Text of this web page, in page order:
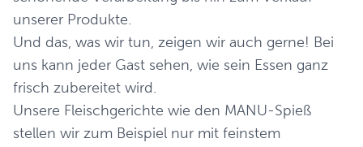
unserer Produkte.
Und das, was wir tun, zeigen wir auch gerne! Bei
uns kann jeder Gast sehen, wie sein Essen ganz
frisch zubereitet wird.
Unsere Fleischgerichte wie den MANU-Spieß
stellen wir zum Beispiel nur mit feinstem